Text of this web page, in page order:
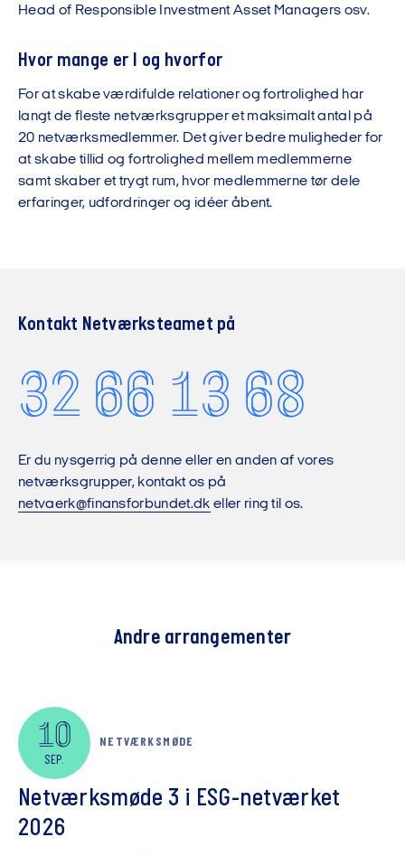
Head of Responsible Investment Asset Managers osv.
Hvor mange er I og hvorfor
For at skabe værdifulde relationer og fortrolighed har
langt de fleste netværksgrupper et maksimalt antal på
20 netværksmedlemmer. Det giver bedre muligheder for
at skabe tillid og fortrolighed mellem medlemmerne
samt skaber et trygt rum, hvor medlemmerne tør dele
erfaringer, udfordringer og idéer åbent.
Kontakt Netværksteamet på
32 66 13 68
Er du nysgerrig på denne eller en anden af vores
netværksgrupper, kontakt os på
netvaerk@finansforbundet.dk eller ring til os.
Andre arrangementer
10
SEP.
NETVÆRKSMØDE
Netværksmøde 3 i ESG-netværket
2026